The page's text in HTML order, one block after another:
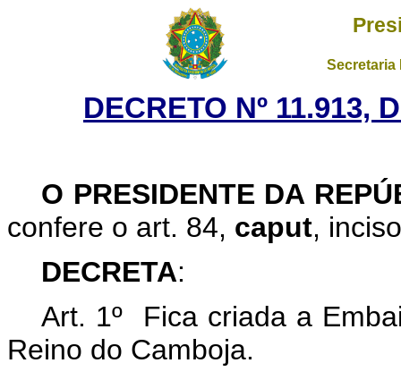
DECRETO Nº 11.913,
O PRESIDENTE DA
confere o art. 84, caput,
DECRETA:
Art. 1º Fica criada a
Reino do Camboja.